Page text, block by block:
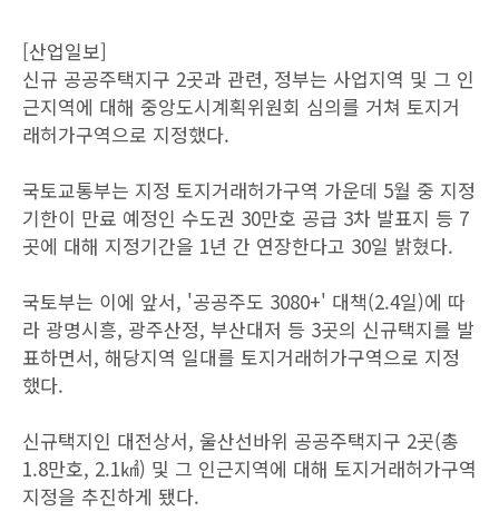
[산업일보]
신규 공공주택지구 2곳과 관련, 정부는 사업지역 및 그 인
근지역에 대해 중앙도시계획위원회 심의를 거쳐 토지거
래허가구역으로 지정했다.
국토교통부는 지정 토지거래허가구역 가운데 5월 중 지정
기한이 만료 예정인 수도권 30만호 공급 3차 발표지 등 7
곳에 대해 지정기간을 1년 간 연장한다고 30일 밝혔다.
국토부는 이에 앞서, '공공주도 3080+' 대책(2.4일)에 따
라 광명시흥, 광주산정, 부산대저 등 3곳의 신규택지를 발
표하면서, 해당지역 일대를 토지거래허가구역으로 지정
했다.
신규택지인 대전상서, 울산선바위 공공주택지구 2곳(총
1.8만호, 2.1㎢) 및 그 인근지역에 대해 토지거래허가구역
지정을 추진하게 됐다.